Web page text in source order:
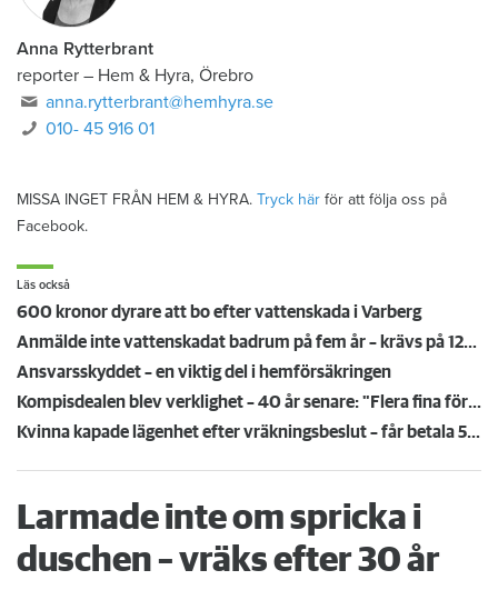
Anna Rytterbrant
reporter – Hem & Hyra, Örebro
anna.rytterbrant@hemhyra.se
010- 45 916 01
MISSA INGET FRÅN HEM & HYRA. Tryck här för att följa oss på
Facebook.
Läs också
600 kronor dyrare att bo efter vattenskada i Varberg
Anmälde inte vattenskadat badrum på fem år – krävs på 125 000 kronor
Ansvarsskyddet – en viktig del i hemförsäkringen
Kompisdealen blev verklighet – 40 år senare: "Flera fina fördelar med att dela bostad"
Kvinna kapade lägenhet efter vräkningsbeslut – får betala 50 000
Larmade inte om spricka i
duschen – vräks efter 30 år